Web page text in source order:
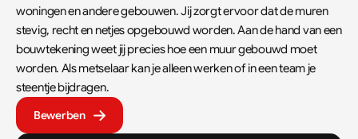
woningen en andere gebouwen. Jij zorgt ervoor dat de muren
stevig, recht en netjes opgebouwd worden. Aan de hand van een
bouwtekening weet jij precies hoe een muur gebouwd moet
worden. Als metselaar kan je alleen werken of in een team je
steentje bijdragen.
Bewerben